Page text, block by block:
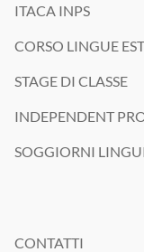
ITACA INPS
CORSO LINGUE
STAGE DI CLASSE
INDEPENDENT
SOGGIORNI
CONTATTI